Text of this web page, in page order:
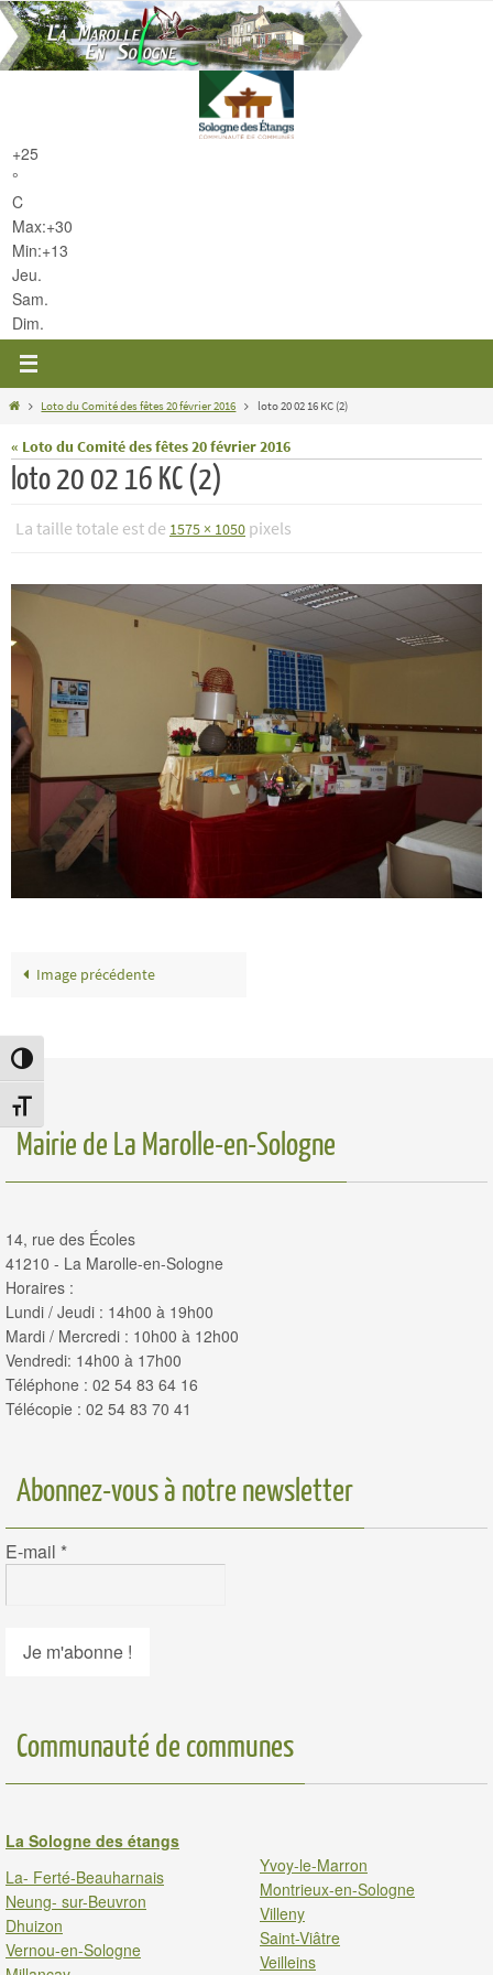
Passer en contraste élevé
Changer la taille de la police
Passer
vers
le
+25
°
C
Max:+30
Min:+13
Jeu.
Sam.
Dim.
HomeLoto du Comité des fêtes 20 février 2016 loto 20 02 16 KC (2)
« Loto du Comité des fêtes 20 février 2016
loto 20 02 16 KC (2)
La taille totale est de 1575 × 1050 pixels
Image précédente
Mairie de La Marolle-en-Sologne
14, rue des Écoles
41210 - La Marolle-en-Sologne
Horaires :
Lundi / Jeudi : 14h00 à 19h00
Mardi / Mercredi : 10h00 à 12h00
Vendredi: 14h00 à 17h00
Téléphone : 02 54 83 64 16
Télécopie : 02 54 83 70 41
Abonnez-vous à notre newsletter
E-mail *
Communauté de communes
La Sologne des étangs
La- Ferté-Beauharnais
Neung- sur-Beuvron
Dhuizon
Vernou-en-Sologne
Yvoy-le-Marron
Montrieux-en-Sologne
Villeny
Saint-Viâtre
Veilleins